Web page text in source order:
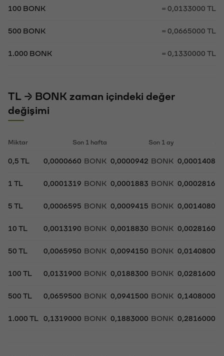
100 BONK = 0,0133000 TL
500 BONK = 0,0665000 TL
1.000 BONK = 0,1330000 TL
TL → BONK zaman içindeki değer
değişimi
Miktar Son 1 hafta Son 1 ay
0,5 TL 0,0000660 BONK 0,0000942 BONK 0,0001408
1 TL 0,0001319 BONK 0,0001883 BONK 0,0002816
5 TL 0,0006595 BONK 0,0009415 BONK 0,0014080
10 TL 0,0013190 BONK 0,0018830 BONK 0,0028160
50 TL 0,0065950 BONK 0,0094150 BONK 0,0140800
100 TL 0,0131900 BONK 0,0188300 BONK 0,0281600
500 TL 0,0659500 BONK 0,0941500 BONK 0,1408000
1.000 TL 0,1319000 BONK 0,1883000 BONK 0,2816000